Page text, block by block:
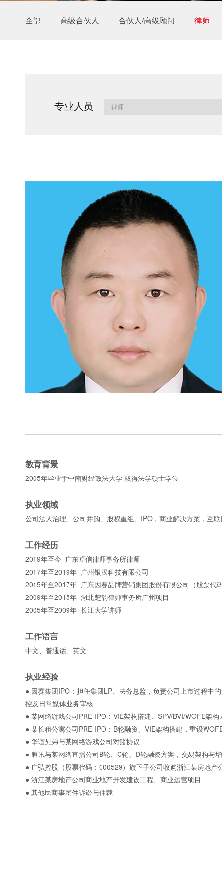
全部 高级合伙人 合伙人/高级顾问 律师
专业人员
教育背景
2005年毕业于中南财经政法大学 取得法学硕士学位
执业领域
公司法人治理、公司并购、股权重组、IPO，商业解决方案，互
工作经历
2019年至今 广东卓信律师事务所律师
2017年至2019年 广州银汉科技有限公司
2015年至2017年 广东因赛品牌营销集团股份有限公司（股票代
2009年至2015年 湖北楚韵律师事务所广州项目
2005年至2009年 长江大学讲师
工作语言
中文、普通话、英文
执业经验
● 因赛集团IPO：担任集团LP、法务总监，负责公司上市过程中
控及日常媒体业务审核
● 某网络游戏公司PRE-IPO：VIE架构搭建、SPV/BVI/WOFE架构
● 某长租公寓公司PRE-IPO：B轮融资、VIE架构搭建，重设
● 华谊兄弟与某网络游戏公司对赌协议
● 腾讯与某网络直播公司B轮、C轮、D轮融资方案，交易架构与
● 广弘控股（股票代码：000529）旗下子公司收购浙江某房地产
● 浙江某房地产公司商业地产开发建设工程、商业运营项目
● 其他民商事案件诉讼与仲裁